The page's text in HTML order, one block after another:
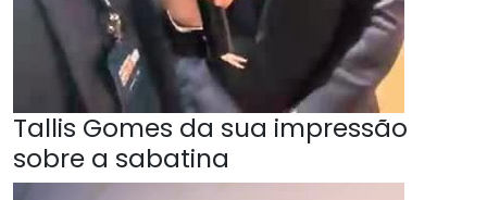
Tallis Gomes da sua impressão
sobre a sabatina